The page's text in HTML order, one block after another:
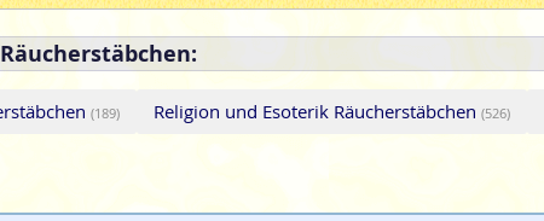
(189) Religion und Esoterik Räucherstäbchen (526)